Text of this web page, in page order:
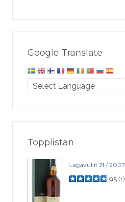
Google Translate
Topplistan
Lagavulin 21 / 2007
95 (1)